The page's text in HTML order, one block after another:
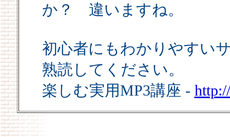
か？ 違いますね。
初心者にもわかりやすい
熟読してください。
楽しむ実用MP3講座 -